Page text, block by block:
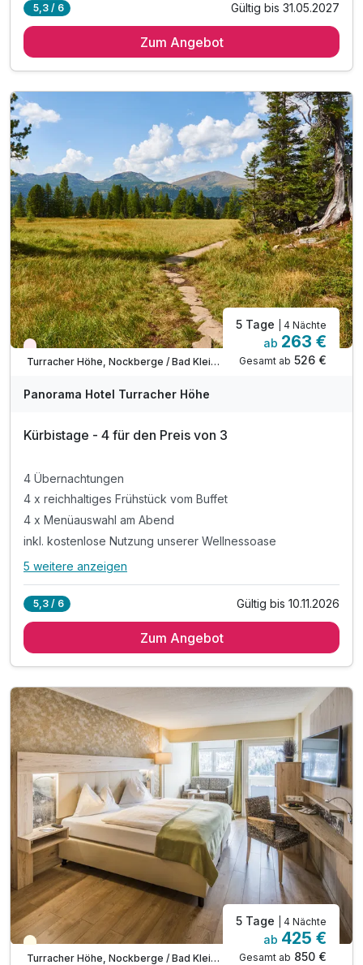
2 x reichhaltiges Frühstück vom Buffet
inkl. kuschlige Bademäntel auf dem Zimmer
inkl. Wellnesstasche auf dem Zimmer
inkl. Nutzung des Fitnessraumes
inkl. 1 x Kaffee & Kuchen Gutschein
5,3 / 6 Gültig bis 31.05.2027
Zum Angebot
Wieder frei ab September
Turracher Höhe, Nockberge / Bad Kleinkirchheim
5 Tage | 4 Nächte
ab 263 €
Gesamt ab 526 €
Panorama Hotel Turracher Höhe
Kürbistage - 4 für den Preis von 3
4 Übernachtungen
4 x reichhaltiges Frühstück vom Buffet
4 x Menüauswahl am Abend
inkl. kostenlose Nutzung unserer Wellnessoase
Alle Inklusivleistungen
4 x reichhaltiges Frühstück vom Buffet
inkl. Nutzung des Indoorpools
inkl. kuschlige Bademäntel auf dem Zimmer
inkl. Wellnesstasche auf dem Zimmer
inkl. Butlercard (wenn verfügbar)
Ihr Plus: 4 Nächte mit Preisvorteil
5 weitere anzeigen
5,3 / 6 Gültig bis 10.11.2026
Zum Angebot
Saisonal verfügbar
Turracher Höhe, Nockberge / Bad Kleinkirchheim
5 Tage | 4 Nächte
ab 425 €
Gesamt ab 850 €